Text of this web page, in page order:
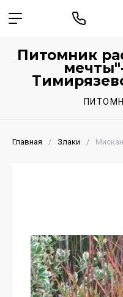
Питомник
Главная / Злаки /